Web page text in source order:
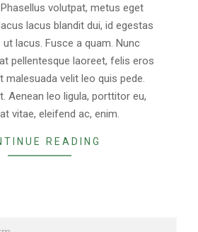
volutpat, metus eget
lacus blandit dui, id egestas
lacus. Fusce a quam. Nunc
pellentesque laoreet, felis eros
malesuada velit leo quis pede.
Aenean leo ligula, porttitor eu,
vitae, eleifend ac, enim.
READING